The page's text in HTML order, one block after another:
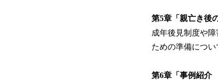
第5章「親亡き後
成年後見制度や
ための準備につい
第6章「事例紹介